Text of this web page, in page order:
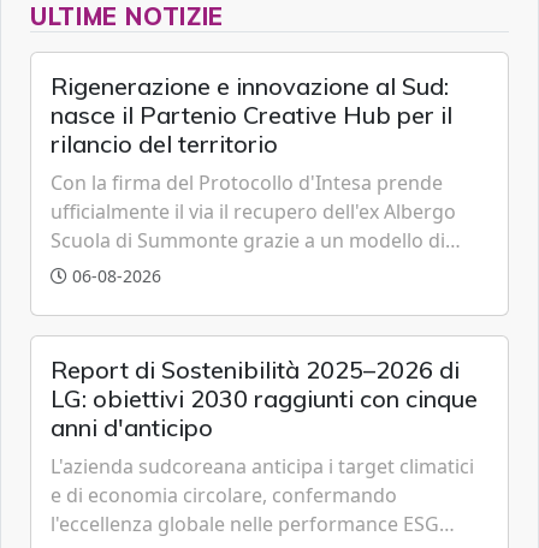
ULTIME NOTIZIE
Rigenerazione e innovazione al Sud:
nasce il Partenio Creative Hub per il
rilancio del territorio
Con la firma del Protocollo d'Intesa prende
ufficialmente il via il recupero dell'ex Albergo
Scuola di Summonte grazie a un modello di
partenariato pubblico-privato e a una rete di
06-08-2026
Report di Sostenibilità 2025–2026 di
LG: obiettivi 2030 raggiunti con cinque
anni d'anticipo
L'azienda sudcoreana anticipa i target climatici
e di economia circolare, confermando
l'eccellenza globale nelle performance ESG